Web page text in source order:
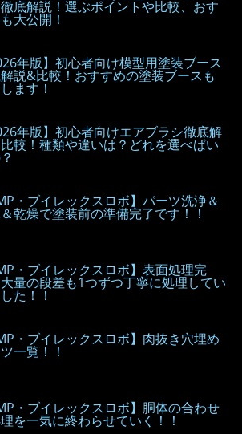
底解説！選ぶポイントや比較、おす
大公開！
年版】初心者向け模型用塗装ブース
説&比較！おすすめの塗装ブースも
ます！
年版】初心者向けエアブラシ徹底解
較！種類や違いは？どれを選べばい
・ブイレックスロボ】パーツ洗浄＆
乾燥で塗装前の準備完了です！！
・ブイレックスロボ】表面処理完
量の段差も1つずつ丁寧に処理してい
た！！
・ブイレックスロボ】肉抜き穴埋め
一覧！！
・ブイレックスロボ】胴体の合わせ
を一気に終わらせていく！！